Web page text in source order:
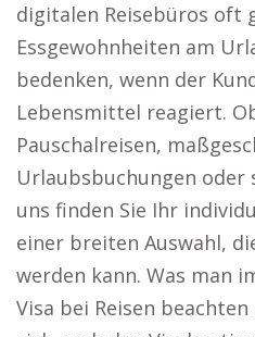
digitalen Reisebüros oft
Essgewohnheiten am
bedenken, wenn der
Lebensmittel reagiert.
Pauschalreisen,
Urlaubsbuchungen oder
uns finden Sie Ihr
einer breiten Auswahl,
werden kann. Was man
Visa bei Reisen